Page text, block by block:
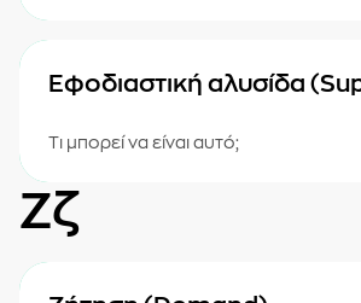
Εφοδιαστική αλυσίδα
Τι μπορεί να είναι αυτό;
Ζζ